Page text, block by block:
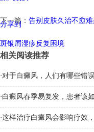
下一篇： 告别皮肤久治不愈
斑银屑湿疹反复困境
分享到
相关阅读推荐
·对于白癜风，人们有哪些错
·白癜风春季易复发，患者该
·这样治疗白癜风会影响疗效